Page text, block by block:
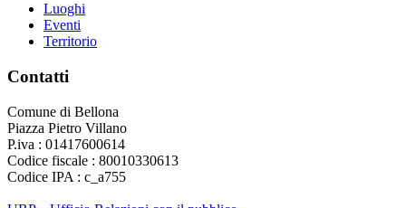
Luoghi
Eventi
Territorio
Contatti
Comune di Bellona
Piazza Pietro Villano
P.iva : 01417600614
Codice fiscale : 80010330613
Codice IPA : c_a755